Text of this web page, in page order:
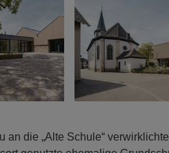
an die „Alte Schule“